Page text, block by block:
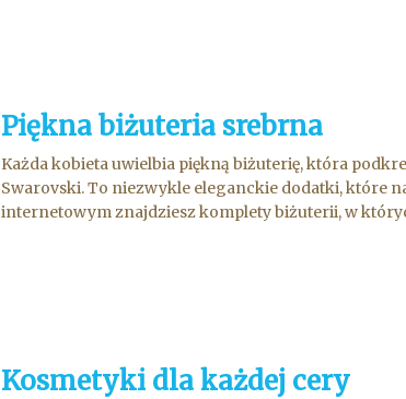
Piękna biżuteria srebrna
Każda kobieta uwielbia piękną biżuterię, która
Swarovski. To niezwykle eleganckie dodatki, które
internetowym znajdziesz komplety biżuterii, w
Kosmetyki dla każdej cery